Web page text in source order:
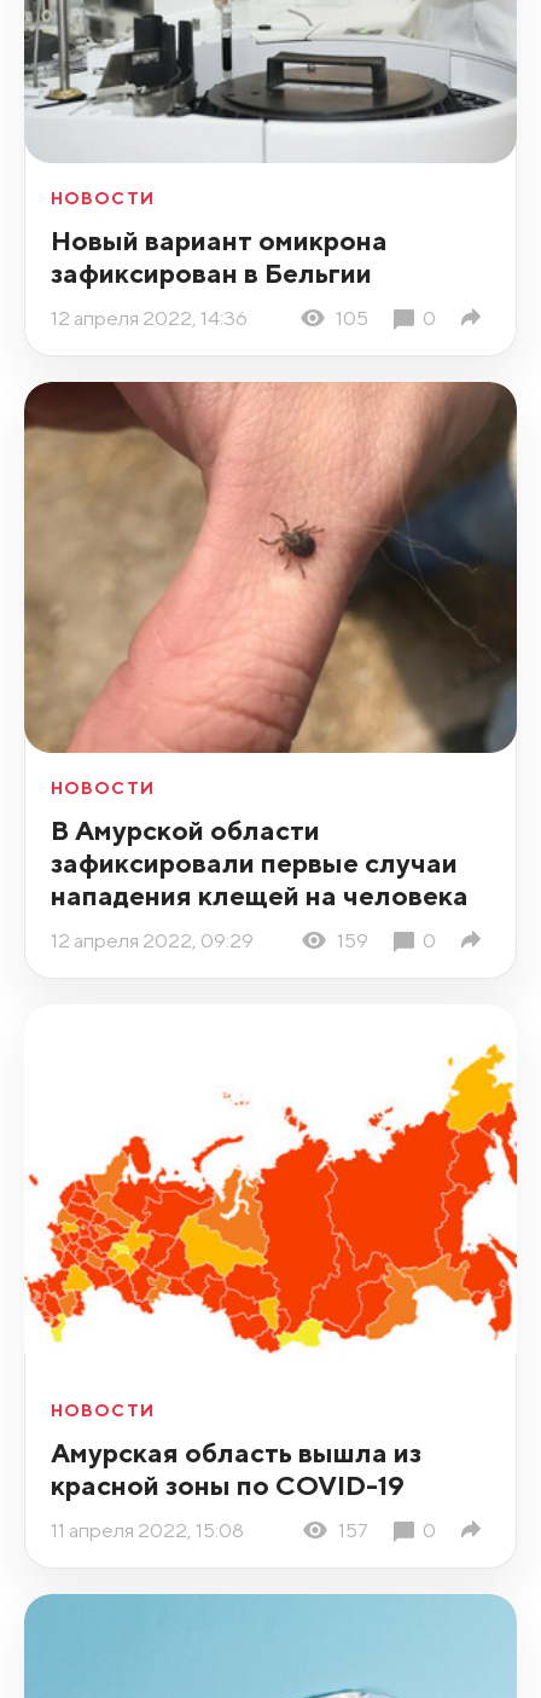
НОВОСТИ
Новый вариант омикрона
зафиксирован в Бельгии
12 апреля 2022, 14:36 105 0
НОВОСТИ
В Амурской области
зафиксировали первые случаи
нападения клещей на человека
12 апреля 2022, 09:29 159 0
НОВОСТИ
Амурская область вышла из
красной зоны по COVID-19
11 апреля 2022, 15:08 157 0